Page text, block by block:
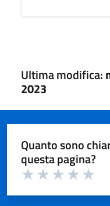
Ultima modifica:
2023
Quanto sono
questa pagina?